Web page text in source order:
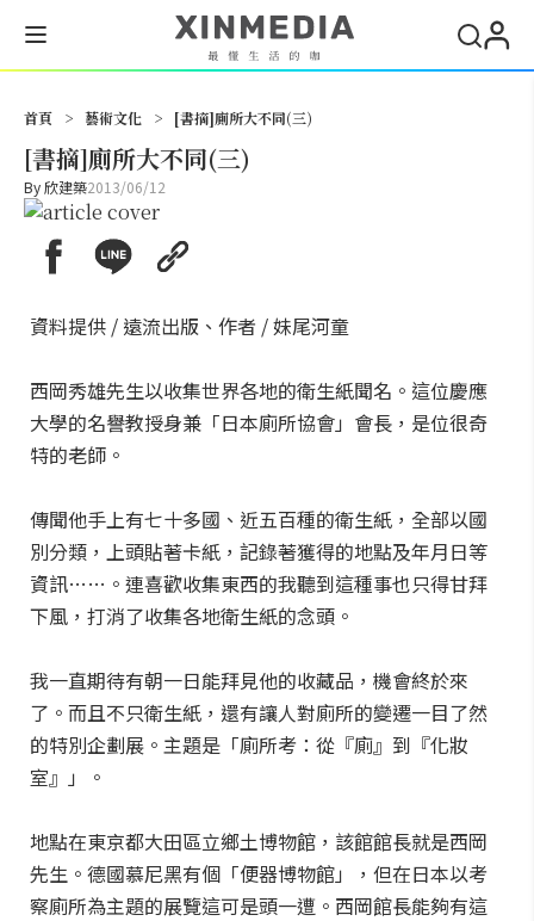
首頁 > 藝術文化 > [書摘]廁所大不同(三)
[書摘]廁所大不同(三)
By欣建築2013/06/12
資料提供 / 遠流出版、作者 / 妹尾河童
西岡秀雄先生以收集世界各地的衛生紙聞名。這位慶應
大學的名譽教授身兼「日本廁所協會」會長，是位很奇
特的老師。
傳聞他手上有七十多國、近五百種的衛生紙，全部以國
別分類，上頭貼著卡紙，記錄著獲得的地點及年月日等
資訊……。連喜歡收集東西的我聽到這種事也只得甘拜
下風，打消了收集各地衛生紙的念頭。
我一直期待有朝一日能拜見他的收藏品，機會終於來
了。而且不只衛生紙，還有讓人對廁所的變遷一目了然
的特別企劃展。主題是「廁所考：從『廁』到『化妝
室』」。
地點在東京都大田區立鄉土博物館，該館館長就是西岡
先生。德國慕尼黑有個「便器博物館」，但在日本以考
察廁所為主題的展覽這可是頭一遭。西岡館長能夠有這